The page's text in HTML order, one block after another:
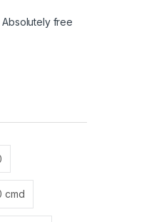
free
cmd